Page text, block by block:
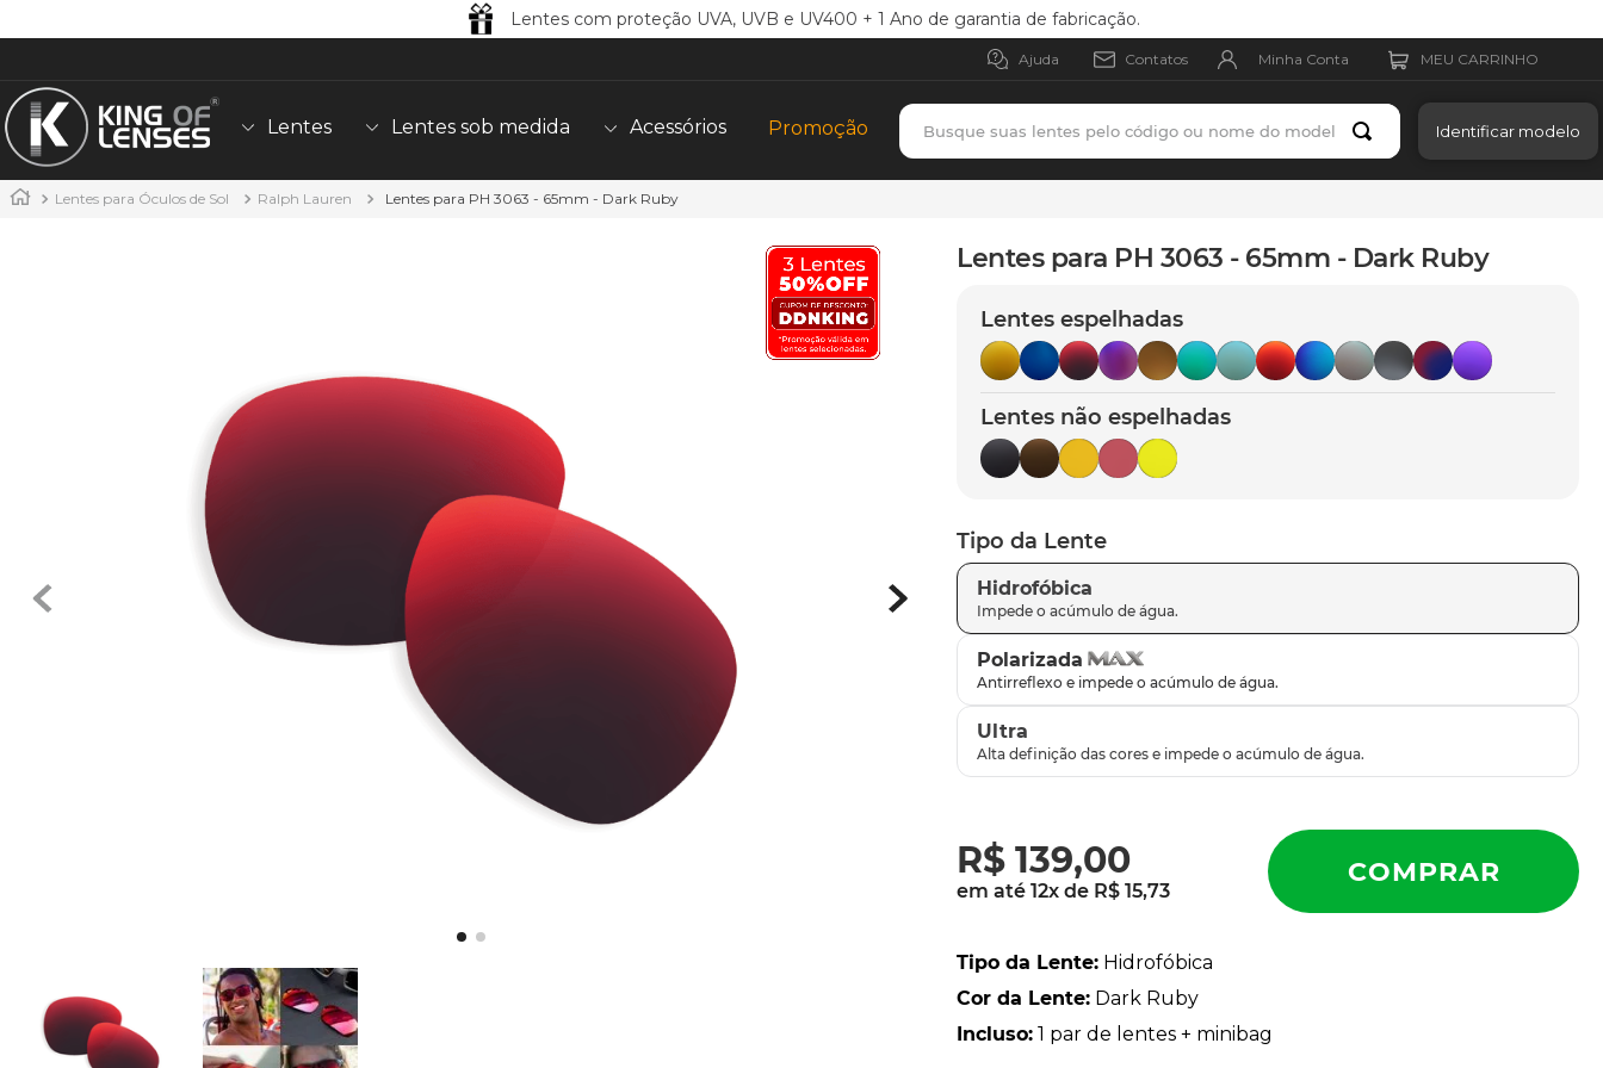
Lentes com proteção UVA, UVB e UV400 + 1 Ano de garantia de fabricação.
Ajuda Contatos Minha Conta
Lentes Lentes sob medida Acessórios Promoção
Busque suas lentes pelo código ou nome do modelo
Identificar modelo
Lentes para Óculos de Sol Ralph Lauren Lentes para PH 3063 - 65mm - Dark Ruby
Lentes para PH 3063 - 65mm - Dark Ruby
Lentes espelhadas
Lentes não espelhadas
Tipo da Lente
Hidrofóbica
Polarizada
Ultra
R$ 139,00
em até12x de R$ 15,73
Tipo da Lente: Hidrofóbica
Cor da Lente: Dark Ruby
Incluso: 1 par de lentes + minibag
TERMOS MAIS BUSCADOS
8
latch
sutro